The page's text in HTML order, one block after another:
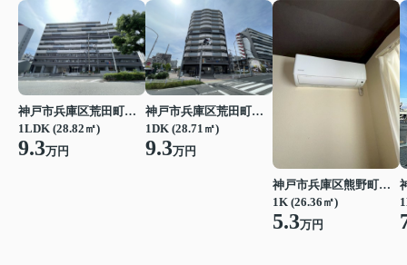
神戸市兵庫区荒田町１丁目
1LDK (28.82㎡)
9.3万円
神戸市兵庫区荒田町１丁目
1DK (28.71㎡)
9.3万円
神戸市兵庫区熊野町５丁目
1K (26.36㎡)
5.3万円